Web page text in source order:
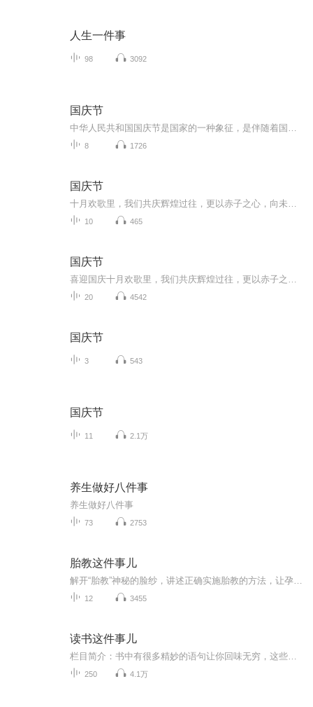
人生一件事
98 3092
国庆节
8 1726
国庆节
10 465
国庆节
20 4542
国庆节
3 543
国庆节
11 2.1万
养生做好八件事
养生做好八件事
73 2753
胎教这件事儿
12 3455
读书这件事儿
250 4.1万